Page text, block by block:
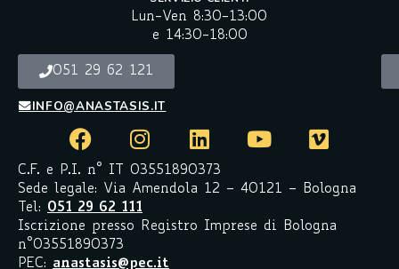
Lun-Ven 8:30-13:00
e 14:30-18:00
051 29 62 121
INFO@ANASTASIS.IT
C.F. e P.I. n° IT 03551890373
Sede legale: Via Amendola 12 – 40121 – Bologna
Tel: 051 29 62 111
Iscrizione presso Registro Imprese di Bologna
n°03551890373
PEC: anastasis@pec.it